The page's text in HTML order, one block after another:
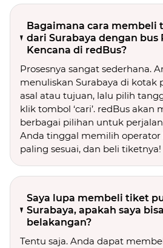
Bagaimana cara membeli
dari Surabaya dengan bus
Kencana di redBus?
Prosesnya sangat sederhana.
menuliskan Surabaya di kotak
asal atau tujuan, lalu pilih
klik tombol ‘cari’. redBus akan
berbagai pilihan untuk
Anda tinggal memilih operator
paling sesuai, dan beli tiketnya!
Saya lupa membeli tiket
Surabaya, apakah saya
belakangan?
Tentu saja. Anda dapat